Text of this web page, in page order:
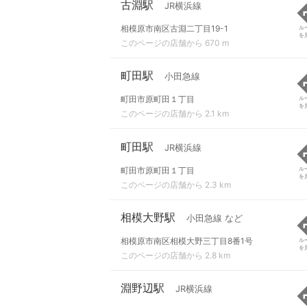
古淵駅 JR横浜線
相模原市南区古淵二丁目19-1
このページの店舗から 670 m
ル
を
町田駅 小田急線
町田市原町田１丁目
このページの店舗から 2.1 km
ル
を
町田駅 JR横浜線
町田市原町田１丁目
このページの店舗から 2.3 km
ル
を
相模大野駅 小田急線 など
相模原市南区相模大野三丁目8番1号
このページの店舗から 2.8 km
ル
を
淵野辺駅 JR横浜線